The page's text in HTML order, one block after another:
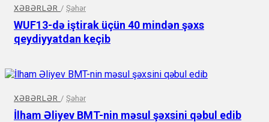
XƏBƏRLƏR / Şəhər
WUF13-də iştirak üçün 40 mindən şəxs
qeydiyyatdan keçib
XƏBƏRLƏR / Şəhər
İlham Əliyev BMT-nin məsul şəxsini qəbul edib